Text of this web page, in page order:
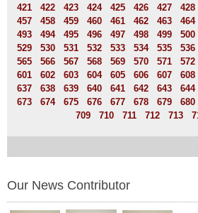
421
422 423 424 425 426 427 428
457
458 459 460 461 462 463 464
493
494 495 496 497 498 499 500
529
530 531 532 533 534 535 536
565
566 567 568 569 570 571 572
601
602 603 604 605 606 607 608
637
638 639 640 641 642 643 644
673
674 675 676 677 678 679 680
709
710 711 712 713
Our News Contributor